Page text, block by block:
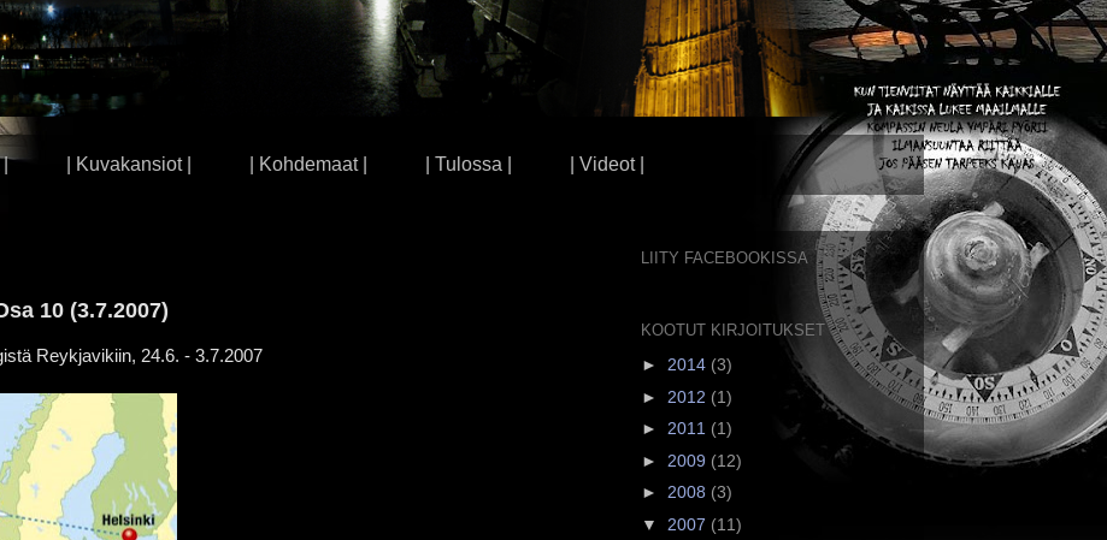
| | Kuvakansiot | | Kohdemaat | | Tulossa | | Videot |
10 (3.7.2007)
Reykjavikiin, 24.6. - 3.7.2007
LIITY FACEBOOKISSA
KOOTUT KIRJOITUKSET
► 2014 (3)
► 2012 (1)
► 2011 (1)
► 2009 (12)
► 2008 (3)
▼ 2007 (11)